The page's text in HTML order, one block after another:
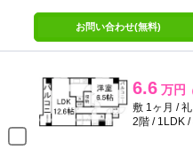
お問い合わせ(無料)
6.6 万円
敷 1ヶ月 / 礼
2階 / 1LDK /